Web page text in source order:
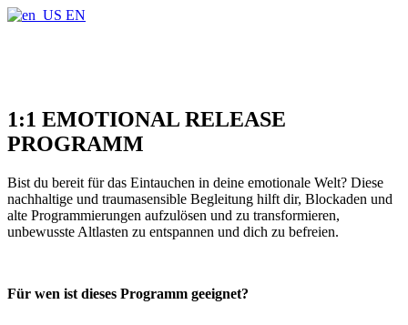
EN
1:1 EMOTIONAL RELEASE
PROGRAMM
Bist du bereit für das Eintauchen in deine emotionale Welt? Diese
nachhaltige und traumasensible Begleitung hilft dir, Blockaden und
alte Programmierungen aufzulösen und zu transformieren,
unbewusste Altlasten zu entspannen und dich zu befreien.
Für wen ist dieses Programm geeignet?